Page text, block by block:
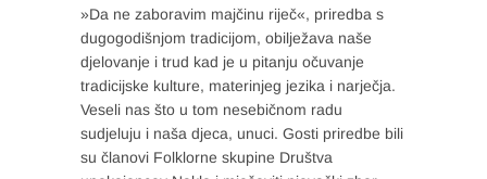
»Da ne zaboravim majčinu riječ«, priredba s
dugogodišnjom tradicijom, obilježava naše
djelovanje i trud kad je u pitanju očuvanje
tradicijske kulture, materinjeg jezika i narječja.
Veseli nas što u tom nesebičnom radu
sudjeluju i naša djeca, unuci. Gosti priredbe bili
su članovi Folklorne skupine Društva